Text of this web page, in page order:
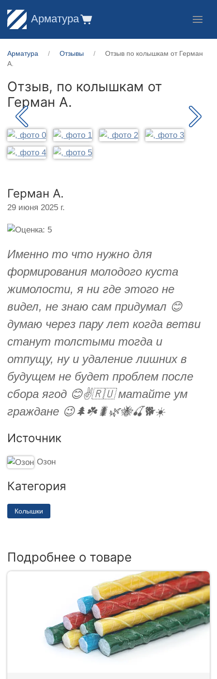
Арматура
Арматура Отзывы
Отзыв по колышкам от Герман
А.
Отзыв, по колышкам от
Герман А.
Герман А.
29 июня 2025 г.
Именно то что нужно для
формирования молодого куста
жимолости, я ни где этого не
видел, не знаю сам придумал 😊
думаю через пару лет когда ветви
станут толстыми тогда и
отпущу, ну и удаление лишних в
будущем не будет проблем после
сбора ягод 😊✌️🇷🇺 матайте ум
граждане 😉🌲☘️🐛🌿🐝🍒🐕☀️
Источник
Озон
Категория
Колышки
Подробнее о товаре